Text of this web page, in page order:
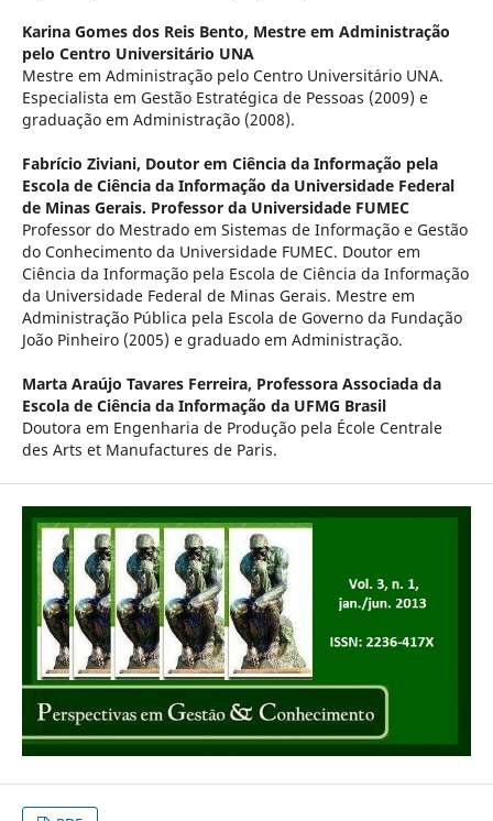
Karina Gomes dos Reis Bento, Mestre em Administração
pelo Centro Universitário UNA
Mestre em Administração pelo Centro Universitário UNA.
Especialista em Gestão Estratégica de Pessoas (2009) e
graduação em Administração (2008).
Fabrício Ziviani, Doutor em Ciência da Informação pela
Escola de Ciência da Informação da Universidade Federal
de Minas Gerais. Professor da Universidade FUMEC
Professor do Mestrado em Sistemas de Informação e Gestão
do Conhecimento da Universidade FUMEC. Doutor em
Ciência da Informação pela Escola de Ciência da Informação
da Universidade Federal de Minas Gerais. Mestre em
Administração Pública pela Escola de Governo da Fundação
João Pinheiro (2005) e graduado em Administração.
Marta Araújo Tavares Ferreira, Professora Associada da
Escola de Ciência da Informação da UFMG Brasil
Doutora em Engenharia de Produção pela École Centrale
des Arts et Manufactures de Paris.